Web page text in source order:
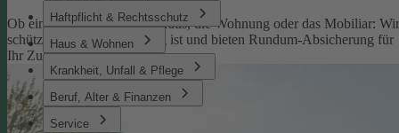
Haftpflicht & Rechtsschutz
Haus & Wohnen
Krankheit, Unfall & Pflege
Beruf, Alter & Finanzen
Service
Ob eine Versicherung fürs Haus, die Wohnung oder das Mobiliar: Wir
schützen, was Ihnen wichtig ist und bieten Rundum-Absicherung für
Ihr Zuhause.